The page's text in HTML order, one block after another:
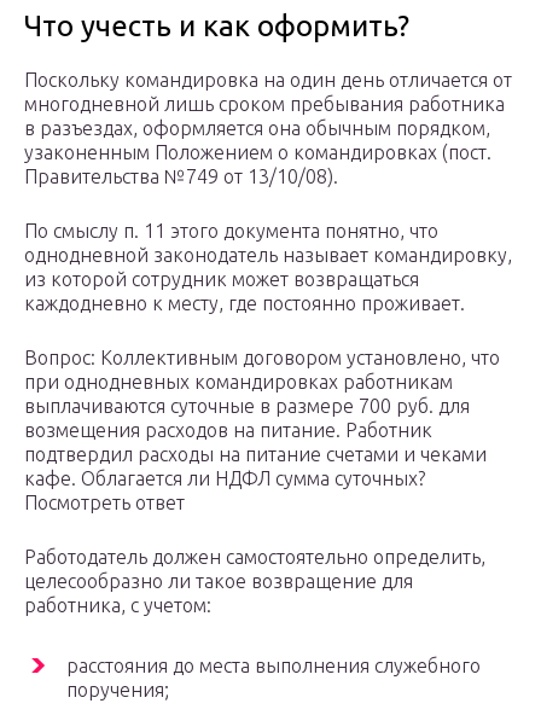
Что учесть и как оформить?
Поскольку командировка на один день отличается от
многодневной лишь сроком пребывания работника
в разъездах, оформляется она обычным порядком,
узаконенным Положением о командировках (пост.
Правительства №749 от 13/10/08).
По смыслу п. 11 этого документа понятно, что
однодневной законодатель называет командировку,
из которой сотрудник может возвращаться
каждодневно к месту, где постоянно проживает.
Вопрос: Коллективным договором установлено, что
при однодневных командировках работникам
выплачиваются суточные в размере 700 руб. для
возмещения расходов на питание. Работник
подтвердил расходы на питание счетами и чеками
кафе. Облагается ли НДФЛ сумма суточных?
Посмотреть ответ
Работодатель должен самостоятельно определить,
целесообразно ли такое возвращение для
работника, с учетом:
расстояния до места выполнения служебного
поручения;